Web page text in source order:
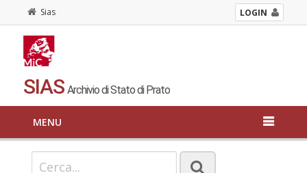
Sias LOGIN
SIAS Archivio di Stato di Prato
MENU